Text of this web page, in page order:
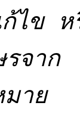
ไข ห
จาก
าย